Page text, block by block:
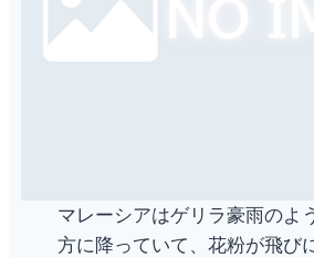
マレーシアはゲリラ豪雨のよ
方に降っていて、花粉が飛び